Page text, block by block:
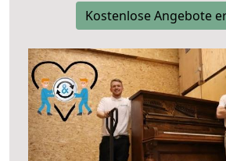
Kostenlose Angebote